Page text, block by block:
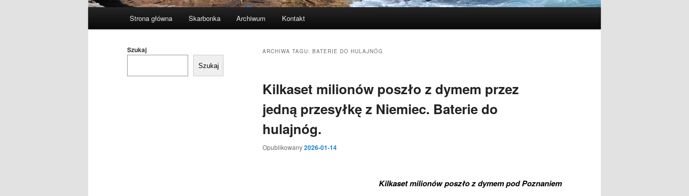
Strona główna Skarbonka Archiwum Kontakt
ARCHIWA TAGU: BATERIE DO HULAJNÓG
Kilkaset milionów poszło z dymem przez
jedną przesyłkę z Niemiec. Baterie do
hulajnóg.
Opublikowany2026-01-14
Kilkaset milionów poszło z dymem pod Poznaniem
Szukaj
Szukaj